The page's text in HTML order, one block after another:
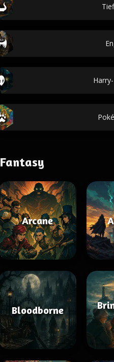
Arcane
Bloodborne